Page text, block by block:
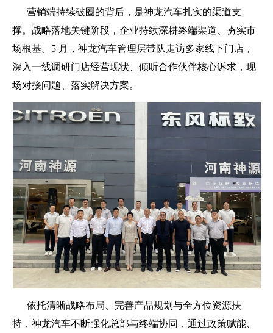
营销端持续破圈的背后，是神龙汽车扎实的渠道支
撑。战略落地关键阶段，企业持续深耕终端渠道、夯实市
场根基。5 月，神龙汽车管理层带队走访多家线下门店，
深入一线调研门店经营现状、倾听合作伙伴核心诉求，现
场对接问题、落实解决方案。
依托清晰战略布局、完善产品规划与全方位资源扶
持，神龙汽车不断强化总部与终端协同，通过政策赋能、